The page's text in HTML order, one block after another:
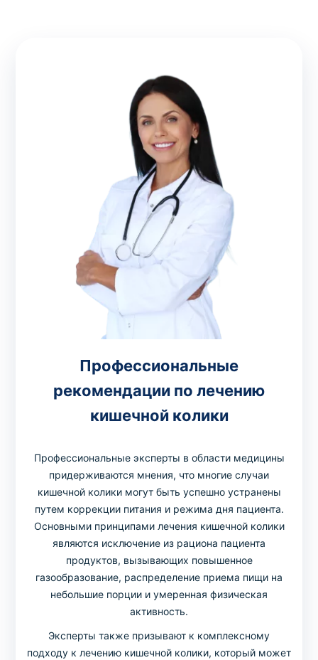
Профессиональные
рекомендации по лечению
кишечной колики
Профессиональные эксперты в области медицины
придерживаются мнения, что многие случаи
кишечной колики могут быть успешно устранены
путем коррекции питания и режима дня пациента.
Основными принципами лечения кишечной колики
являются исключение из рациона пациента
продуктов, вызывающих повышенное
газообразование, распределение приема пищи на
небольшие порции и умеренная физическая
активность.
Эксперты также призывают к комплексному
подходу к лечению кишечной колики, который может